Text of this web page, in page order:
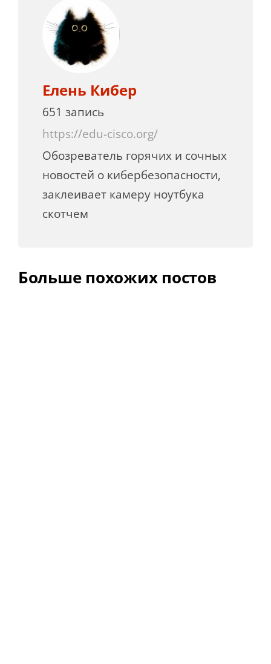
Елень Кибер
651 запись
https://edu-cisco.org/
Обозреватель горячих и сочных
новостей о кибербезопасности,
заклеивает камеру ноутбука
скотчем
Больше похожих постов